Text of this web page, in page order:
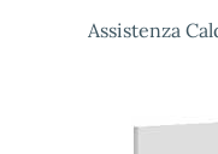
Assistenza